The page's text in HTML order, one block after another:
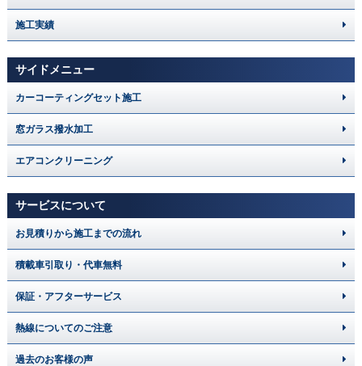
施工実績
サイドメニュー
カーコーティングセット施工
窓ガラス撥水加工
エアコンクリーニング
サービスについて
お見積りから施工までの流れ
積載車引取り・代車無料
保証・アフターサービス
熱線についてのご注意
過去のお客様の声